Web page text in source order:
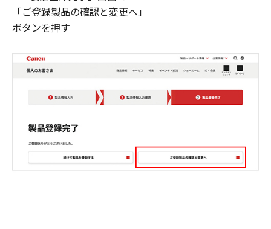
「ご登録製品の確認と変更へ」
ボタンを押す